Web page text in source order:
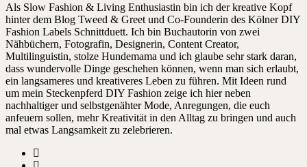
Als Slow Fashion & Living Enthusiastin bin ich der kreative Kopf
hinter dem Blog Tweed & Greet und Co-Founderin des Kölner DIY
Fashion Labels Schnittduett. Ich bin Buchautorin von zwei
Nähbüchern, Fotografin, Designerin, Content Creator,
Multilinguistin, stolze Hundemama und ich glaube sehr stark daran,
dass wundervolle Dinge geschehen können, wenn man sich erlaubt,
ein langsameres und kreativeres Leben zu führen. Mit Ideen rund
um mein Steckenpferd DIY Fashion zeige ich hier neben
nachhaltiger und selbstgenähter Mode, Anregungen, die euch
anfeuern sollen, mehr Kreativität in den Alltag zu bringen und auch
mal etwas Langsamkeit zu zelebrieren.